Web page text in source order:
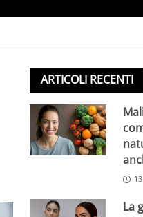
ARTICOLI RECENTI
La